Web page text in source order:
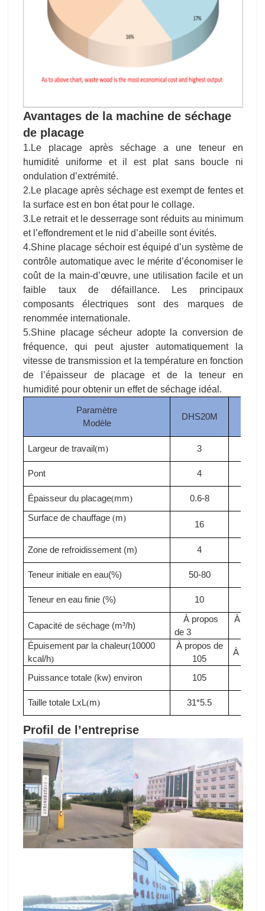
Avantages de la machine de séchage
de placage
1.Le placage après séchage a une teneur en
humidité uniforme et il est plat sans boucle ni
ondulation d’extrémité.
2.Le placage après séchage est exempt de fentes et
la surface est en bon état pour le collage.
3.Le retrait et le desserrage sont réduits au minimum
et l’effondrement et le nid d’abeille sont évités.
4.Shine placage séchoir est équipé d’un système de
contrôle automatique avec le mérite d’économiser le
coût de la main-d’œuvre, une utilisation facile et un
faible taux de défaillance. Les principaux
composants électriques sont des marques de
renommée internationale.
5.Shine placage sécheur adopte la conversion de
fréquence, qui peut ajuster automatiquement la
vitesse de transmission et la température en fonction
de l’épaisseur de placage et de la teneur en
humidité pour obtenir un effet de séchage idéal.
Paramètre
Modèle
DHS20M
Largeur de travail(m) 3
Pont 4
Épaisseur du placage(mm) 0.6-8
Surface de chauffage (m)
16
Zone de refroidissement (m) 4
Teneur initiale en eau(%) 50-80
Teneur en eau finie (%) 10
Capacité de séchage (m³/h)
À propos
de 3
À
Épuisement par la chaleur(10000
kcal/h)
À propos de
105
À
Puissance totale (kw) environ 105
Taille totale LxL(m) 31*5.5
Profil de l’entreprise